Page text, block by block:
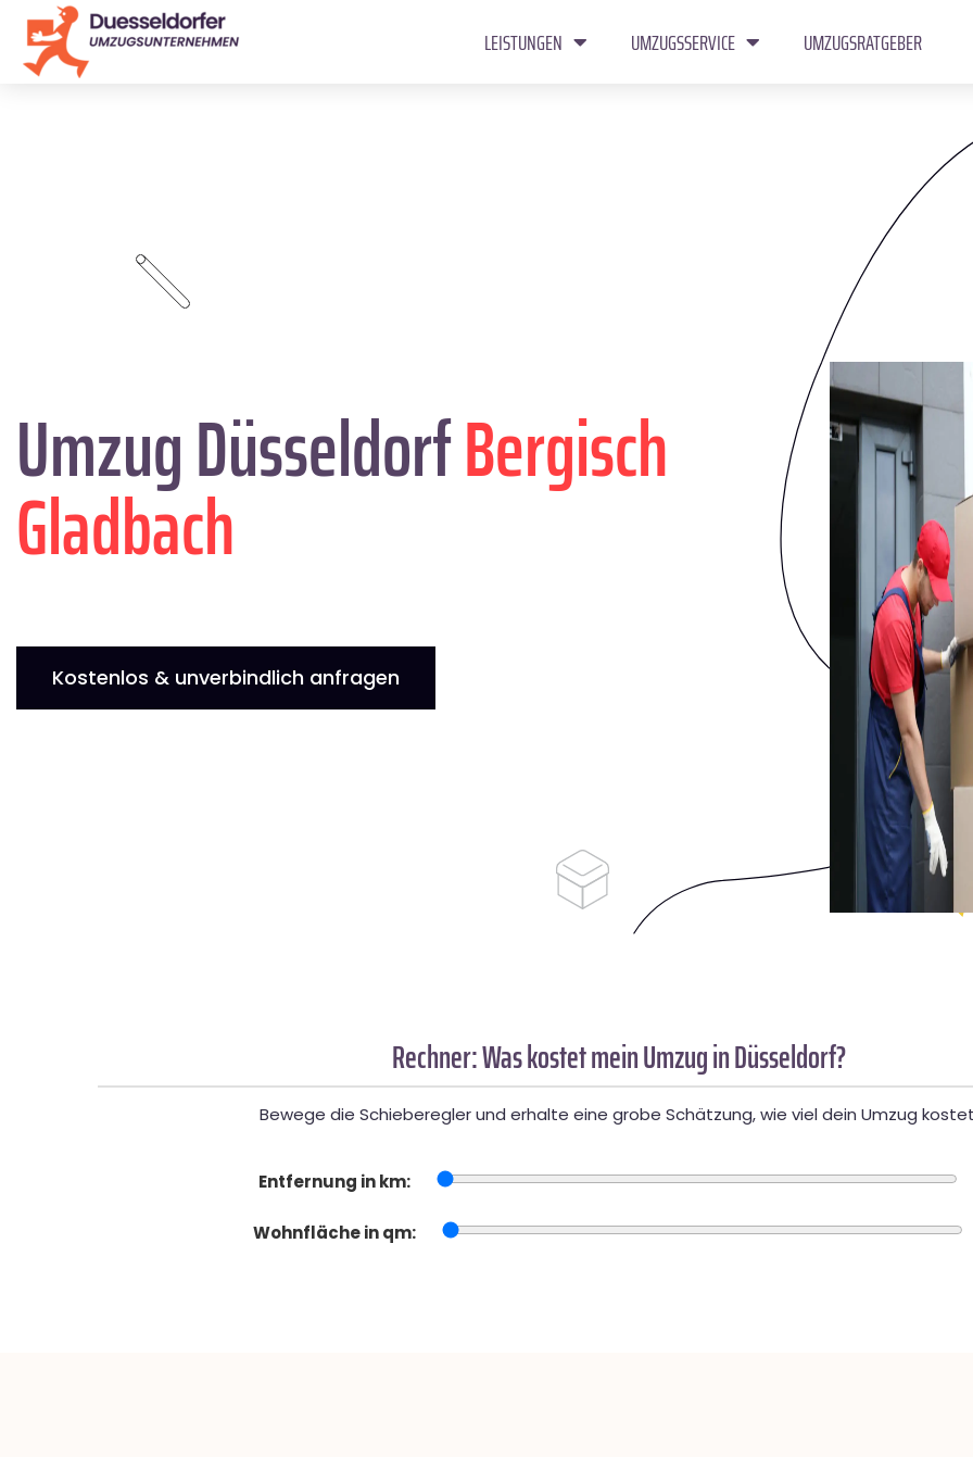
LEISTUNGEN UMZUGSSERVICE UMZUGSRATGEBER
Umzug DüsseldorfBergisch
Gladbach
Kostenlos & unverbindlich anfragen
Rechner: Was kostet mein Umzug in Düsseldorf?
Bewege die Schieberegler und erhalte eine grobe Schätzung, wie viel dein Umzug
Entfernung in km:
Wohnfläche in qm: